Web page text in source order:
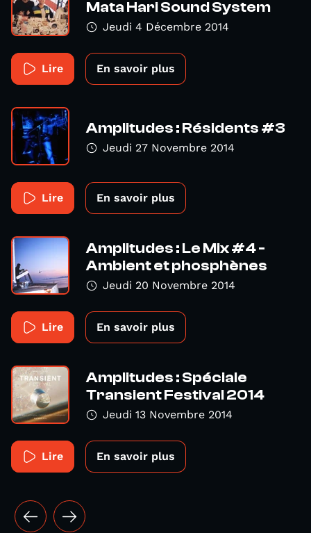
Mata Hari Sound System
Jeudi 4 Décembre 2014
Lire En savoir plus
Amplitudes : Résidents #3
Jeudi 27 Novembre 2014
Lire En savoir plus
Amplitudes : Le Mix #4 -
Ambient et phosphènes
Jeudi 20 Novembre 2014
Lire En savoir plus
Amplitudes : Spéciale
Transient Festival 2014
Jeudi 13 Novembre 2014
Lire En savoir plus